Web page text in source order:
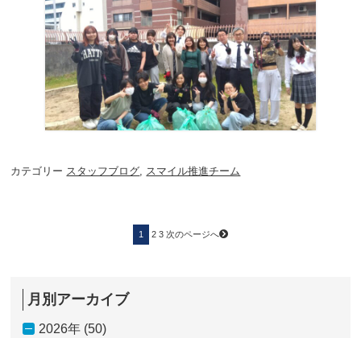
カテゴリー スタッフブログ, スマイル推進チーム
ペ1
ー
2 ー
3 次のページへ
月別アーカイブ
2026年 (50)